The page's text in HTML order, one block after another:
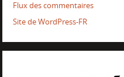
Flux des commentaires
Site de WordPress-FR